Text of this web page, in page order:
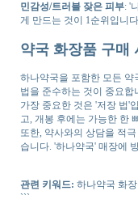
민감성/트러블 잦은 피부: '
게 만드는 것이 1순위입니
약국 화장품 구매
하나약국을 포함한 모든 약
법을 준수하는 것이 중요합
가장 중요한 것은 '저장 법'
고, 개봉 후에는 가능한 한
또한, 약사와의 상담을 적
습니다. '하나약국' 매장에
관련 키워드: 하나약국 화
```